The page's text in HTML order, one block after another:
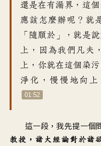
還是在有漏界 ， 這
應該怎麼辦呢 ？ 就
「隨順於 」， 就是
上
， 因為我們凡夫 ，
上 ， 你就在這個染污
淨化
， 慢慢地向上
01:52
這一段 ，我先提一個
教授 ， 諸大經論對於諸